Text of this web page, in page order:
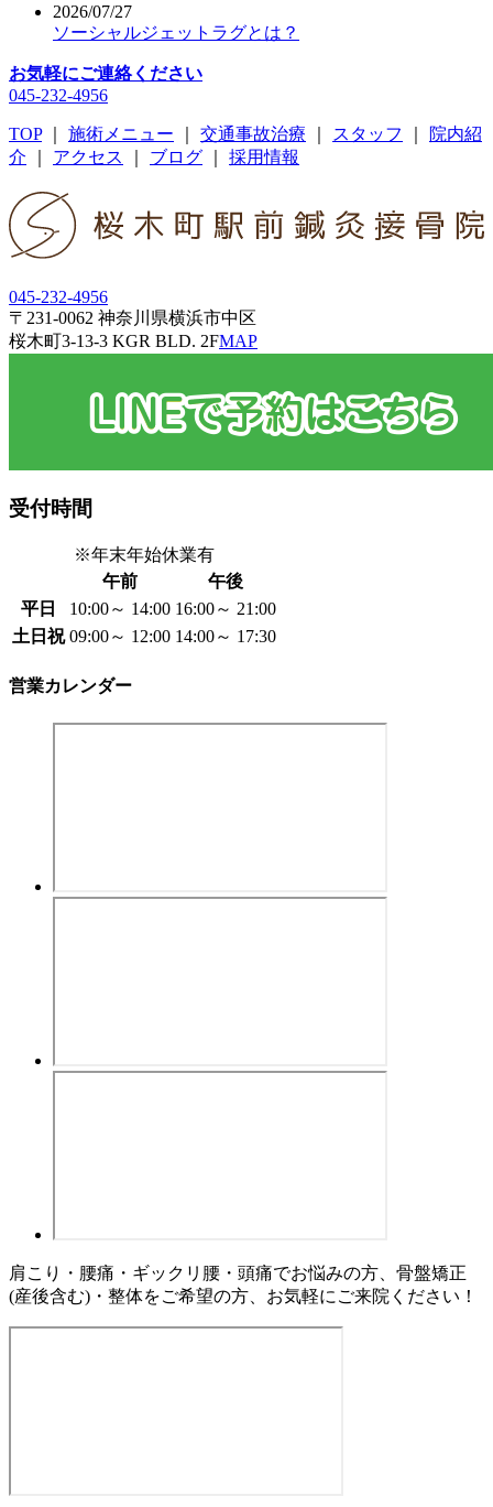
2026/07/27
ソーシャルジェットラグとは？
お気軽にご連絡ください
045-232-4956
TOP｜ 施術メニュー 交通事故治療 スタッフ
院内紹
介
アクセス ブログ 採用情報
045-232-4956
〒231-0062 神奈川県横浜市中区
桜木町3-13-3 KGR BLD. 2FMAP
受付時間
午前
午後
平日
10:00～ 14:00 16:00～ 21:00
土日祝 09:00～ 12:00 14:00～ 17:30
※年末年始休業有
営業カレンダー
肩こり・腰痛・ギックリ腰・頭痛でお悩みの方、骨盤矯正
(産後含む)・整体をご希望の方、お気軽にご来院ください！